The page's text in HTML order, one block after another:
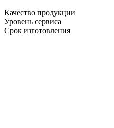
Качество продукции
Уровень сервиса
Срок изготовления